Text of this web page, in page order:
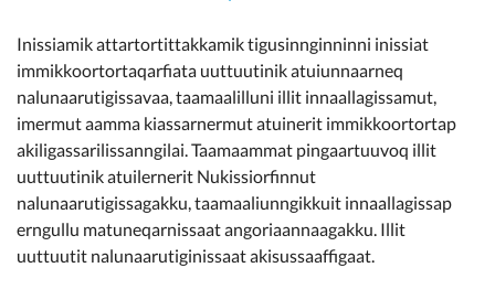
Inissiamik attartortittakkamik tigusinnginninni inissiat
immikkoortortaqarfiata uuttuutinik atuiunnaarneq
nalunaarutigissavaa, taamaalilluni illit innaallagissamut,
imermut aamma kiassarnermut atuinerit immikkoortortap
akiligassarilissanngilai. Taamaammat pingaartuuvoq illit
uuttuutinik atuilernerit Nukissiorfinnut
nalunaarutigissagakku, taamaaliunngikkuit innaallagissap
erngullu matuneqarnissaat angoriaannaagakku. Illit
uuttuutit nalunaarutiginissaat akisussaaffigaat.